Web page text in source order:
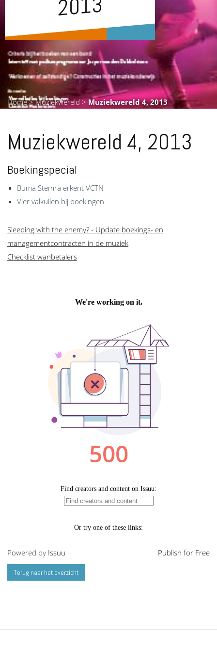
Home>Muziekwereld>Muziekwereld 4, 2013
Muziekwereld 4, 2013
Boekingspecial
Buma Stemra erkent VCTN
Vier valkuilen bij boekingen
Sleeping with the enemy? - Update boekings- en
managementcontracten in de muziek
Checklist wanbetalers
Powered by Issuu Publish for Free
Terug naar het overzicht